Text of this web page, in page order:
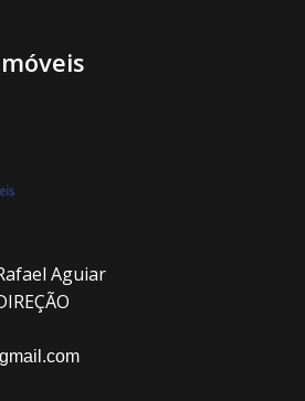
Aguiar